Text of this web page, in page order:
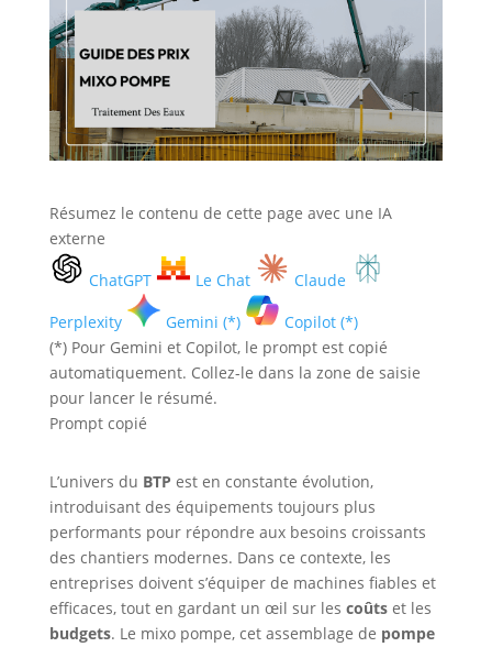
Résumez le contenu de cette page avec une IA
externe
ChatGPT
Le Chat
Claude
Perplexity
Gemini (*)
Copilot (*)
(*) Pour Gemini et Copilot, le prompt est copié
automatiquement. Collez-le dans la zone de saisie
pour lancer le résumé.
Prompt copié
L’univers du BTP est en constante évolution,
introduisant des équipements toujours plus
performants pour répondre aux besoins croissants
des chantiers modernes. Dans ce contexte, les
entreprises doivent s’équiper de machines fiables et
efficaces, tout en gardant un œil sur les coûtset les
budgets. Le mixo pompe, cet assemblage de pompe